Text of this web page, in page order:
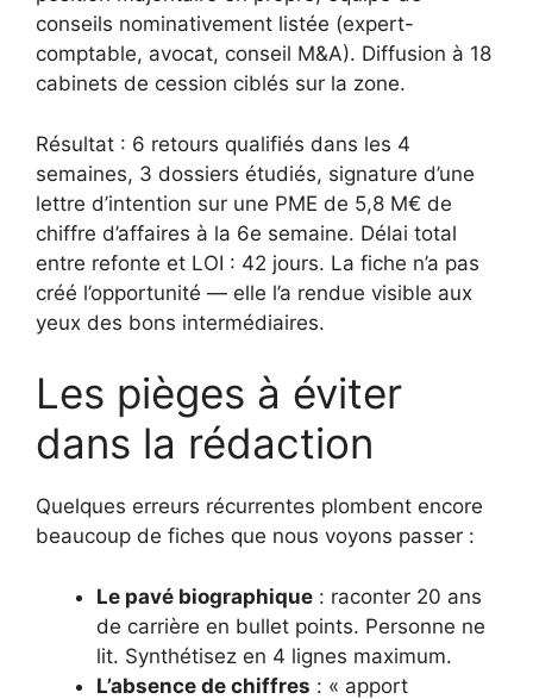
conseils nominativement listée (expert-
comptable, avocat, conseil M&A). Diffusion à 18
cabinets de cession ciblés sur la zone.
Résultat : 6 retours qualifiés dans les 4
semaines, 3 dossiers étudiés, signature d’une
lettre d’intention sur une PME de 5,8 M€ de
chiffre d’affaires à la 6e semaine. Délai total
entre refonte et LOI : 42 jours. La fiche n’a pas
créé l’opportunité — elle l’a rendue visible aux
yeux des bons intermédiaires.
Les pièges à éviter
dans la rédaction
Quelques erreurs récurrentes plombent encore
beaucoup de fiches que nous voyons passer :
Le pavé biographique : raconter 20 ans
de carrière en bullet points. Personne ne
lit. Synthétisez en 4 lignes maximum.
L’absence de chiffres : « apport